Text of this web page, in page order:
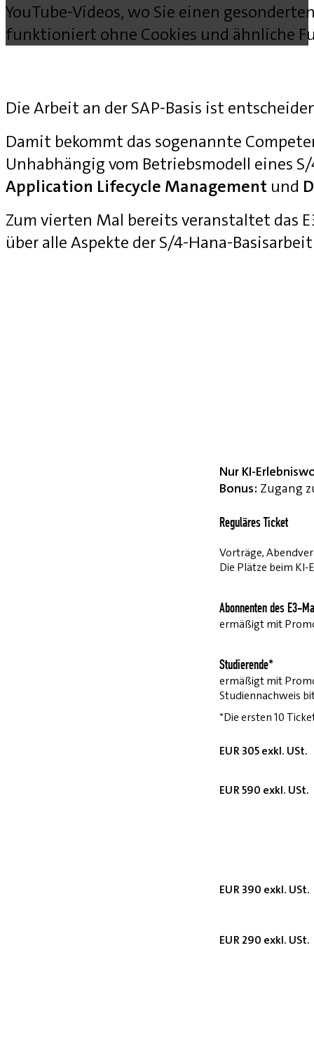
YouTube-Videos, wo Sie einen
funktioniert ohne Cookies und ähnliche
Die Arbeit an der SAP-Basis ist
Damit bekommt das sogenannte
Unhabhängig vom Betriebsmodell eines
Application Lifecycle Management und
Zum vierten Mal bereits veranstaltet das
über alle Aspekte der S/4-Hana-
Nur KI-
Bonus: Zugang
Reguläres Ticket
Vorträge,
Die Plätze beim
Abonnenten des E3-
ermäßigt mit
Studierende*
ermäßigt mit
Studiennachweis
*Die ersten 10
EUR 305 exkl. USt.
EUR 590 exkl. USt.
EUR 390 exkl. USt.
EUR 290 exkl. USt.